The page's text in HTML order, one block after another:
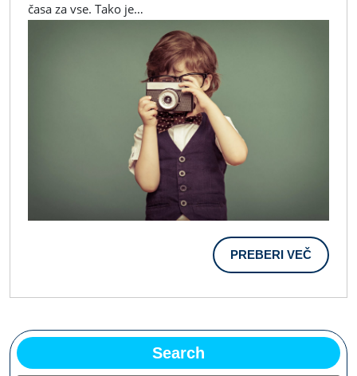
časa za vse. Tako je…
PREBERI VEČ
VEČ
Search